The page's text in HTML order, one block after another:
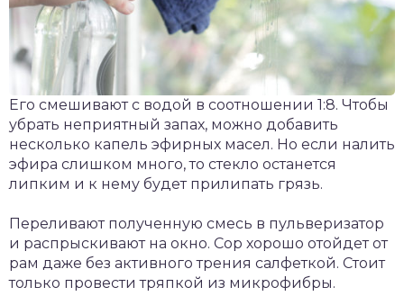
Его смешивают с водой в соотношении 1:8. Чтобы
убрать неприятный запах, можно добавить
несколько капель эфирных масел. Но если налить
эфира слишком много, то стекло останется
липким и к нему будет прилипать грязь.
Переливают полученную смесь в пульверизатор
и распрыскивают на окно. Сор хорошо отойдет от
рам даже без активного трения салфеткой. Стоит
только провести тряпкой из микрофибры.